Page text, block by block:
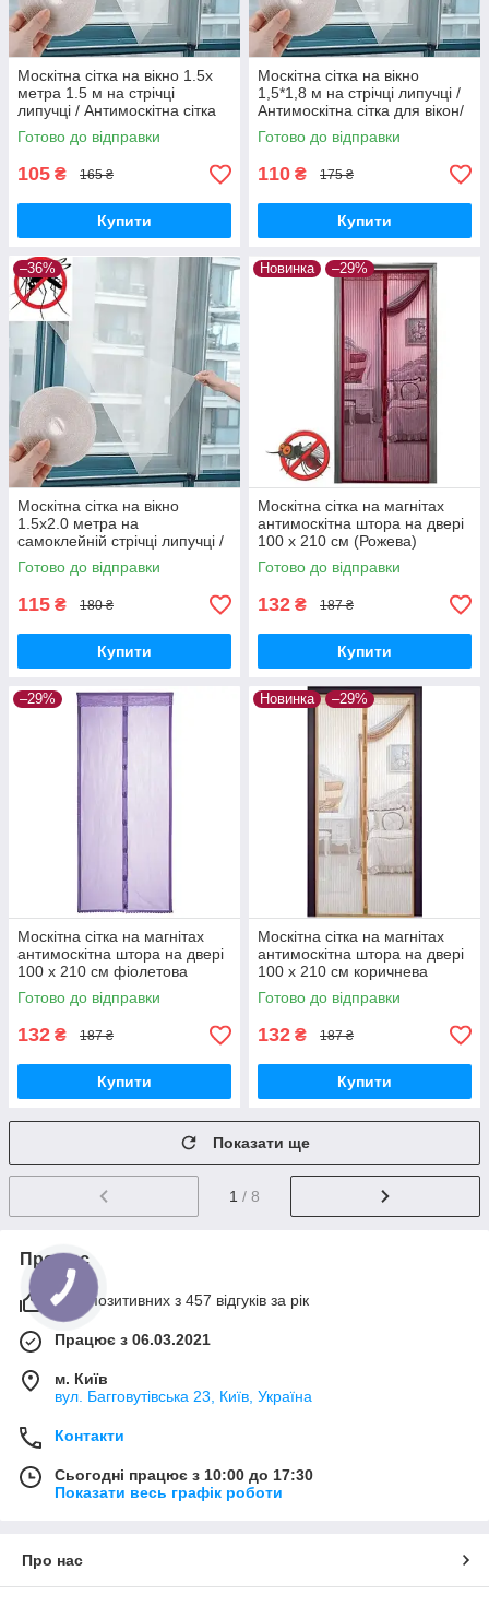
Москітна сітка на вікно 1.5х
метра 1.5 м на стрічці
липучці / Антимоскітна сітка
для вікон/Оконна сітка
Готово до відправки
105 ₴ 165 ₴
Купити
Москітна сітка на вікно
1,5*1,8 м на стрічці липучці /
Антимоскітна сітка для вікон/
Віконна сітка
Готово до відправки
110 ₴ 175 ₴
Купити
–36%
Москітна сітка на вікно
1.5х2.0 метра на
самоклейній стрічці липучці /
Антимоскітна сітка для вікон/
Віконна сітка
Готово до відправки
115 ₴ 180 ₴
Купити
Новинка –29%
Москітна сітка на магнітах
антимоскітна штора на двері
100 х 210 см (Рожева)
Готово до відправки
132 ₴ 187 ₴
Купити
–29%
Москітна сітка на магнітах
антимоскітна штора на двері
100 х 210 см фіолетова
Готово до відправки
132 ₴ 187 ₴
Купити
Новинка –29%
Москітна сітка на магнітах
антимоскітна штора на двері
100 х 210 см коричнева
Готово до відправки
132 ₴ 187 ₴
Купити
Показати ще
1 / 8
Про нас
99% позитивних з 457 відгуків за рік
Працює з 06.03.2021
м. Київ
вул. Багговутівська 23, Київ, Україна
Контакти
Сьогодні працює з 10:00 до 17:30
Показати весь графік роботи
Про нас